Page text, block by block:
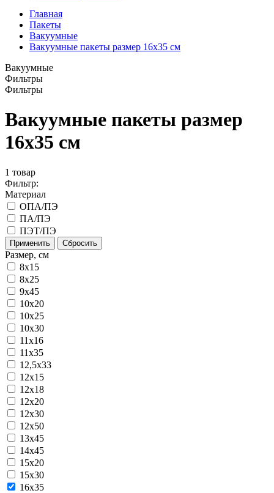
Главная
Пакеты
Вакуумные
Вакуумные пакеты размер 16x35 см
Вакуумные
Фильтры
Фильтры
Вакуумные пакеты размер
16x35 см
1 товар
Фильтр:
Материал
ОПА/ПЭ
ПА/ПЭ
ПЭТ/ПЭ
Применить Сбросить
Размер, см
8x15
8х25
9х45
10x20
10x25
10x30
11x16
11х35
12,5х33
12x15
12x18
12x20
12x30
12х50
13x45
14х45
15x20
15x30
16x35